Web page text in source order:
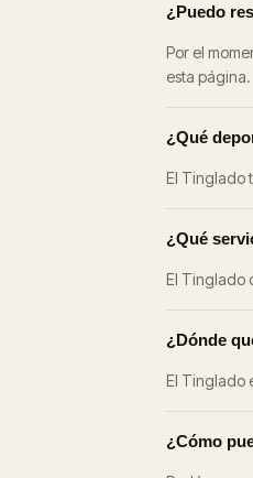
¿Puedo
Por el
esta página.
¿Qué
El Tinglado
¿Qué
El Tinglado
¿Dónde
El Tinglado
¿Cómo